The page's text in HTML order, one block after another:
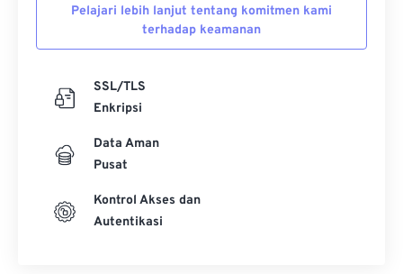
Pelajari lebih lanjut tentang komitmen kami
terhadap keamanan
SSL/TLS
Enkripsi
Data Aman
Pusat
Kontrol Akses dan
Autentikasi